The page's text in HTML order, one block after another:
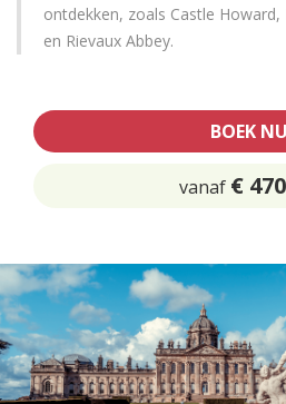
ontdekken, zoals Castle Howard,
en Rievaux Abbey.
BOEK NU
vanaf € 470